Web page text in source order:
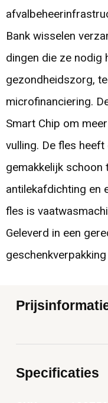
Bank wisselen
dingen die ze nodig
gezondheidszorg,
microfinanciering.
Smart Chip om
vulling. De fles
gemakkelijk schoon
antilekafdichting en
fles is
Geleverd in een
Specificaties